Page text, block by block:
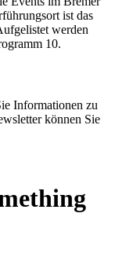
ist das
werden
10.
Informationen zu
können Sie